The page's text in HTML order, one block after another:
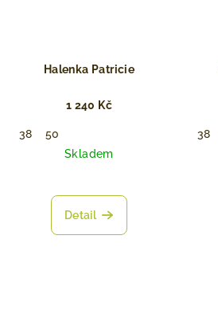
Halenka Patricie
1 240 Kč
38
50
Skladem
Detail
38